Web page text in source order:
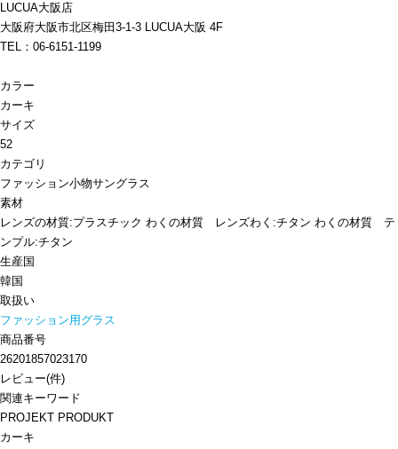
LUCUA大阪店
大阪府大阪市北区梅田3-1-3 LUCUA大阪 4F
TEL：06-6151-1199
カラー
カーキ
サイズ
52
カテゴリ
ファッション小物サングラス
素材
レンズの材質:プラスチック わくの材質 レンズわく:チタン わくの材質 テ
ンプル:チタン
生産国
韓国
取扱い
ファッション用グラス
商品番号
26201857023170
レビュー(件)
関連キーワード
PROJEKT PRODUKT
カーキ